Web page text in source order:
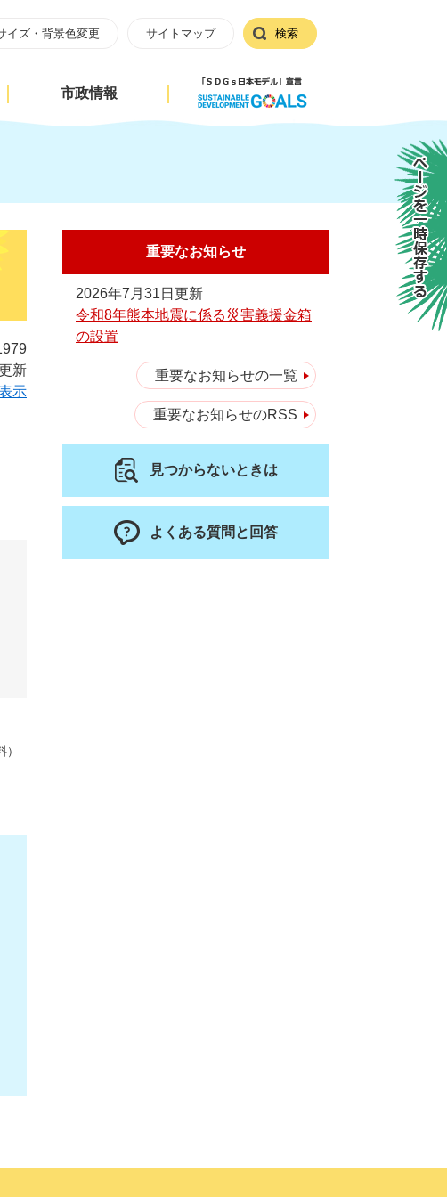
イズ・背景色変更 サイトマップ 検索
市政情報
新
示
重要なお知らせ
2026年7月31日更新
令和8年熊本地震に係る災害義援金箱
の設置
重要なお知らせの一覧
重要なお知らせのRSS
見つからないときは
よくある質問と回答
ページを一時保存する